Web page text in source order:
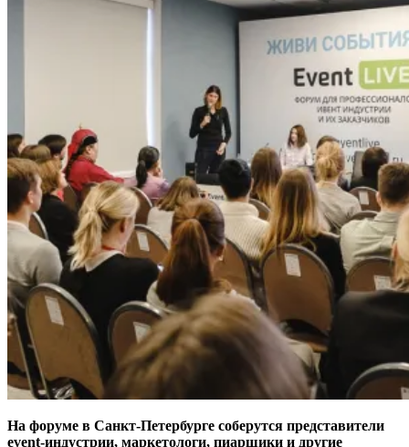
На форуме в Санкт-Петербурге соберутся представители
event-индустрии, маркетологи, пиарщики и другие